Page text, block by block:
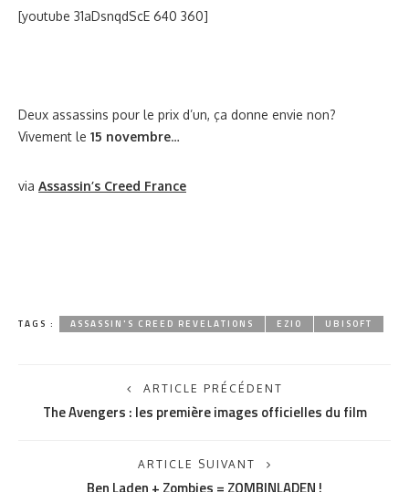
[youtube 31aDsnqdScE 640 360]
Deux assassins pour le prix d’un, ça donne envie non?
Vivement le 15 novembre…
via Assassin’s Creed France
TAGS : ASSASSIN'S CREED REVELATIONS EZIO UBISOFT
ARTICLE PRÉCÉDENT
The Avengers : les première images officielles du film
ARTICLE SUIVANT
Ben Laden + Zombies = ZOMBINLADEN !